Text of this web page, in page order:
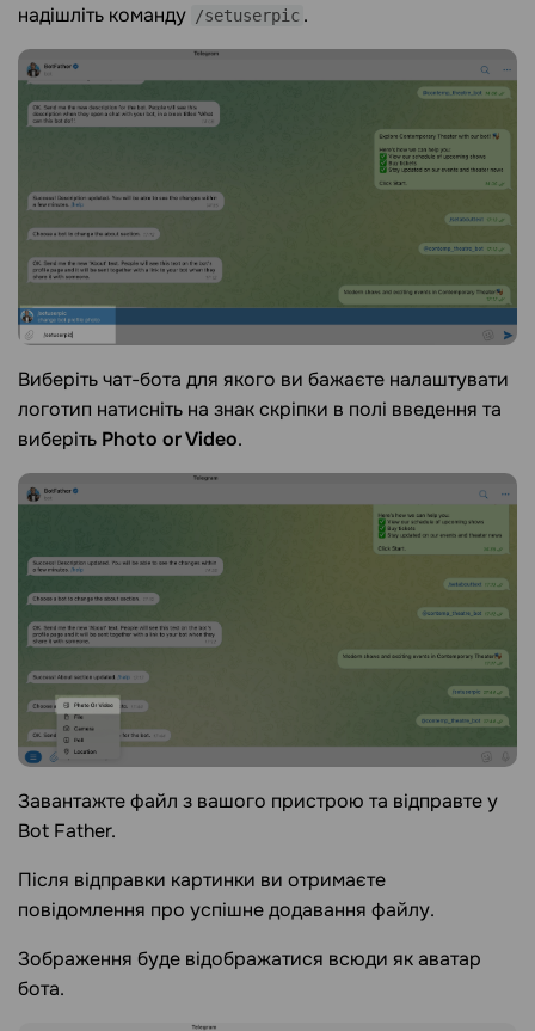
надішліть команду /setuserpic .
Виберіть чат-бота для якого ви бажаєте налаштувати
логотип натисніть на знак скріпки в полі введення та
виберіть Photo or Video.
Завантажте файл з вашого пристрою та відправте у
Bot Father.
Після відправки картинки ви отримаєте
повідомлення про успішне додавання файлу.
Зображення буде відображатися всюди як аватар
бота.